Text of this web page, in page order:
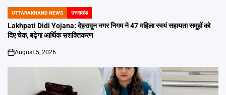
POSTED
IN
UTTARAKHAND NEWS उत्तराखंड
Lakhpati Didi Yojana: देहरादून नगर निगम ने 47 महिला स्वयं सहायता समूहों को
दिए चेक, बढ़ेगा आर्थिक सशक्तिकरण
on
August 5, 2026